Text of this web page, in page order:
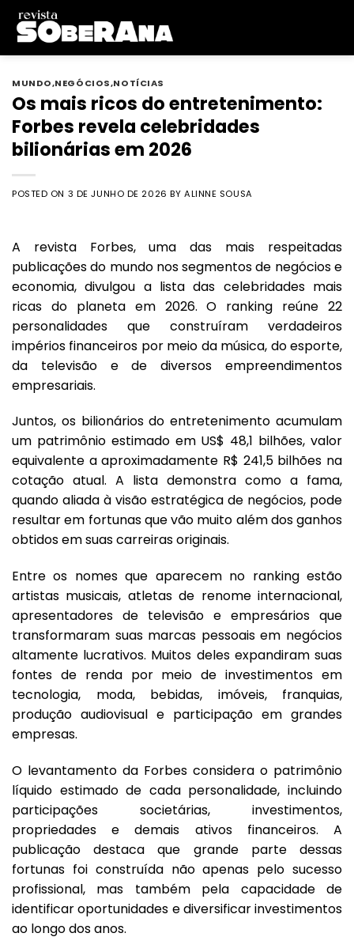
Skip
content
MUNDO,NEGÓCIOS,NOTÍCIAS
Os mais ricos do entretenimento:
Forbes revela celebridades
bilionárias em 2026
POSTED ON 3 DE JUNHO DE 2026 BY ALINNE SOUSA
A revista Forbes, uma das mais respeitadas
publicações do mundo nos segmentos de negócios e
economia, divulgou a lista das celebridades mais
ricas do planeta em 2026. O ranking reúne 22
personalidades que construíram verdadeiros
impérios financeiros por meio da música, do esporte,
da televisão e de diversos empreendimentos
empresariais.
Juntos, os bilionários do entretenimento acumulam
um patrimônio estimado em US$ 48,1 bilhões, valor
equivalente a aproximadamente R$ 241,5 bilhões na
cotação atual. A lista demonstra como a fama,
quando aliada à visão estratégica de negócios, pode
resultar em fortunas que vão muito além dos ganhos
obtidos em suas carreiras originais.
Entre os nomes que aparecem no ranking estão
artistas musicais, atletas de renome internacional,
apresentadores de televisão e empresários que
transformaram suas marcas pessoais em negócios
altamente lucrativos. Muitos deles expandiram suas
fontes de renda por meio de investimentos em
tecnologia, moda, bebidas, imóveis, franquias,
produção audiovisual e participação em grandes
empresas.
O levantamento da Forbes considera o patrimônio
líquido estimado de cada personalidade, incluindo
participações societárias, investimentos,
propriedades e demais ativos financeiros. A
publicação destaca que grande parte dessas
fortunas foi construída não apenas pelo sucesso
profissional, mas também pela capacidade de
identificar oportunidades e diversificar investimentos
ao longo dos anos.